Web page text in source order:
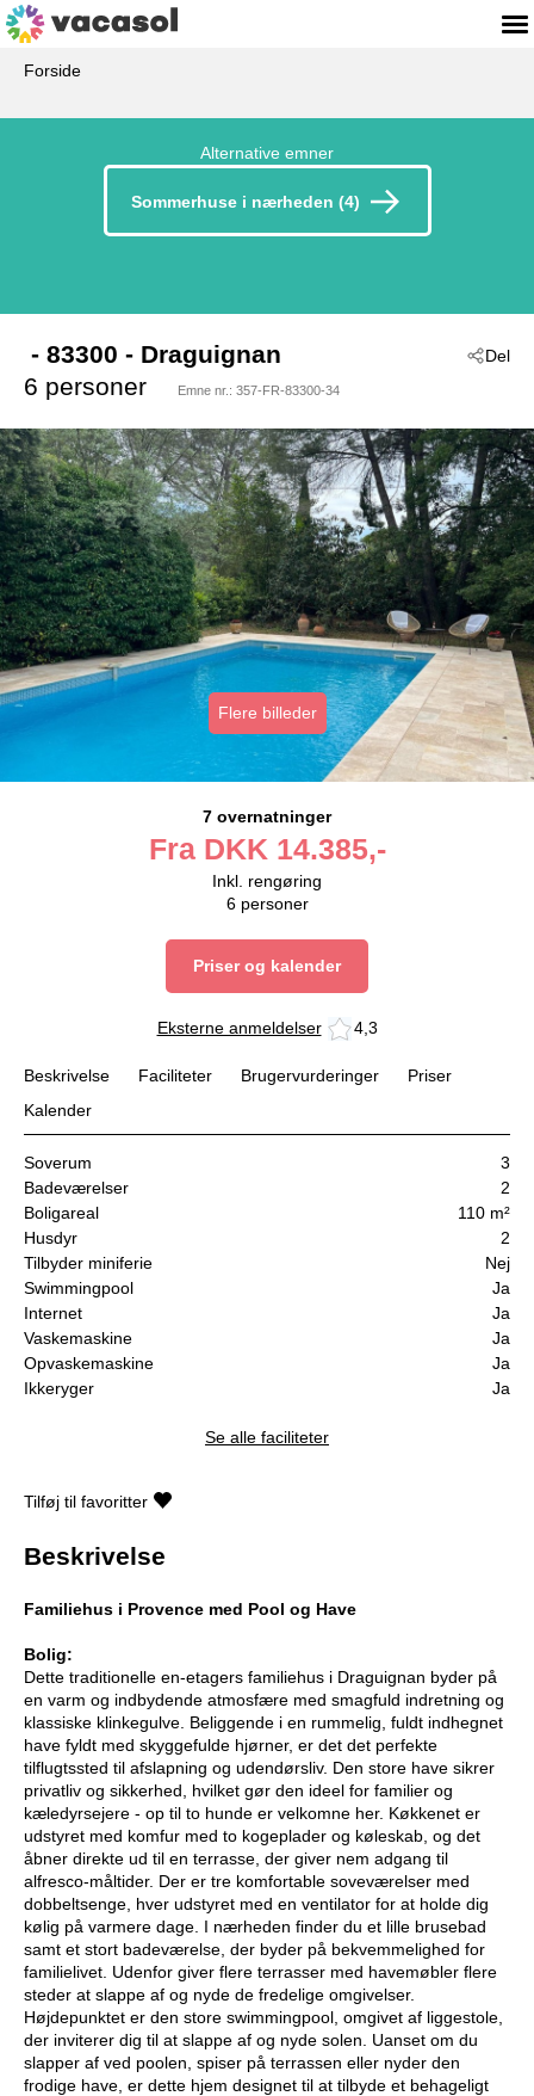
Forside
Alternative emner
Sommerhuse i nærheden (4)
Del
- 83300 - Draguignan
6 personer
Emne nr.: 357-FR-83300-34
Flere billeder
7 overnatninger
Fra DKK 14.385,-
Inkl. rengøring
6 personer
Priser og kalender
Eksterne anmeldelser 4,3
Beskrivelse Faciliteter Brugervurderinger
Priser
Kalender
Soverum
3
Badeværelser
2
Boligareal
110 m²
Husdyr
2
Tilbyder miniferie
Nej
Swimmingpool
Ja
Internet
Ja
Vaskemaskine
Ja
Opvaskemaskine
Ja
Ikkeryger
Ja
Se alle faciliteter
Tilføj til favoritter
Beskrivelse
Familiehus i Provence med Pool og Have
Bolig:
Dette traditionelle en-etagers familiehus i Draguignan byder på
en varm og indbydende atmosfære med smagfuld indretning og
klassiske klinkegulve. Beliggende i en rummelig, fuldt indhegnet
have fyldt med skyggefulde hjørner, er det det perfekte
tilflugtssted til afslapning og udendørsliv. Den store have sikrer
privatliv og sikkerhed, hvilket gør den ideel for familier og
kæledyrsejere - op til to hunde er velkomne her. Køkkenet er
udstyret med komfur med to kogeplader og køleskab, og det
åbner direkte ud til en terrasse, der giver nem adgang til
alfresco-måltider. Der er tre komfortable soveværelser med
dobbeltsenge, hver udstyret med en ventilator for at holde dig
kølig på varmere dage. I nærheden finder du et lille brusebad
samt et stort badeværelse, der byder på bekvemmelighed for
familielivet. Udenfor giver flere terrasser med havemøbler flere
steder at slappe af og nyde de fredelige omgivelser.
Højdepunktet er den store swimmingpool, omgivet af liggestole,
der inviterer dig til at slappe af og nyde solen. Uanset om du
slapper af ved poolen, spiser på terrassen eller nyder den
frodige have, er dette hjem designet til at tilbyde et behageligt